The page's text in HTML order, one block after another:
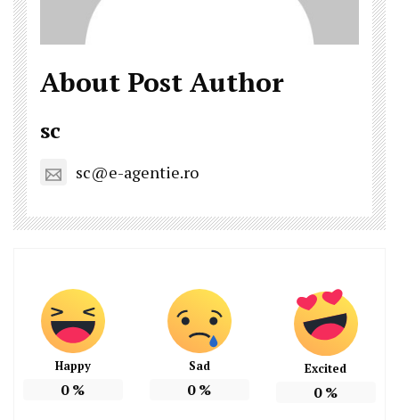
About Post Author
sc
sc@e-agentie.ro
Happy
0%
Sad
0%
Excited
0%